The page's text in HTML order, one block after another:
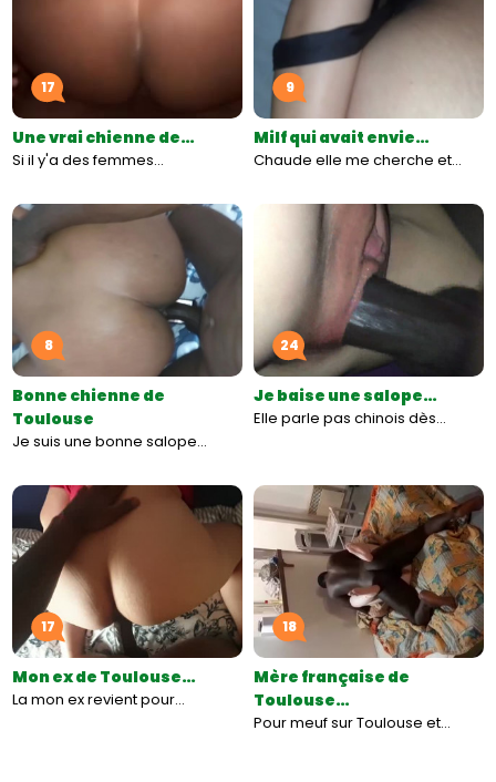
17
Une vrai chienne de…
Si il y'a des femmes…
9
Milf qui avait envie…
Chaude elle me cherche et…
8
Bonne chienne de
Toulouse
Je suis une bonne salope…
24
Je baise une salope…
Elle parle pas chinois dès…
17
Mon ex de Toulouse…
La mon ex revient pour…
18
Mère française de
Toulouse…
Pour meuf sur Toulouse et…